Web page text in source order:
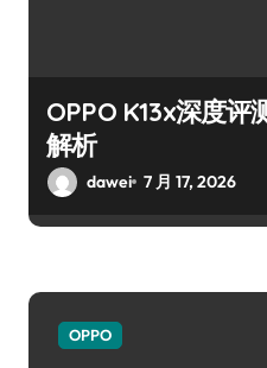
OPPO K13x深度评
解析
dawei 7 月 17, 2026
OPPO